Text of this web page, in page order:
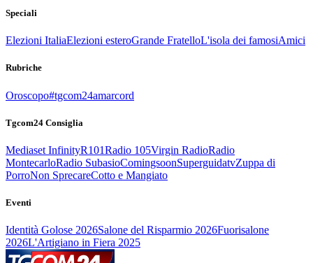
Speciali
Elezioni ItaliaElezioni esteroGrande FratelloL'isola dei famosiAmici
Rubriche
Oroscopo#tgcom24amarcord
Tgcom24 Consiglia
Mediaset InfinityR101Radio 105Virgin RadioRadio
MontecarloRadio SubasioComingsoonSuperguidatvZuppa di
PorroNon SprecareCotto e Mangiato
Eventi
Identità Golose 2026Salone del Risparmio 2026Fuorisalone
2026L'Artigiano in Fiera 2025